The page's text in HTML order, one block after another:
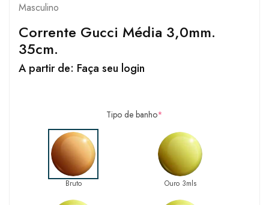
Masculino
Corrente Gucci Média 3,0mm.
35cm.
A partir de: Faça seu login
Tipo de banho*
Bruto Ouro 3mls